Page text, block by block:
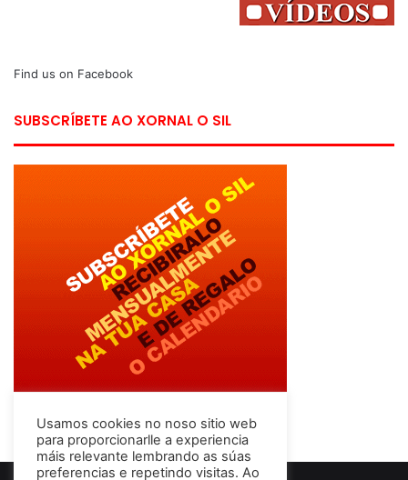
Find us on Facebook
SUBSCRÍBETE AO XORNAL O SIL
Usamos cookies no noso sitio web
para proporcionarlle a experiencia
máis relevante lembrando as súas
preferencias e repetindo visitas. Ao